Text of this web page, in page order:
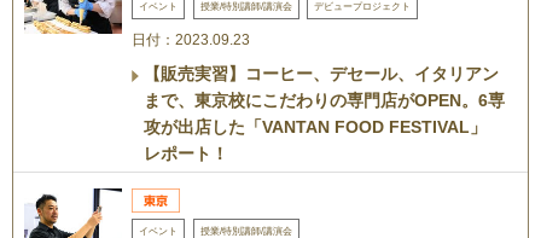
イベント 授業/特別講師/講演会 デビュープロジェクト
日付：2023.09.23
【販売実習】コーヒー、デセール、イタリアン
まで、東京校にこだわりの専門店がOPEN。6専
攻が出店した「VANTAN FOOD FESTIVAL」
レポート！
イベント 授業/特別講師/講演会